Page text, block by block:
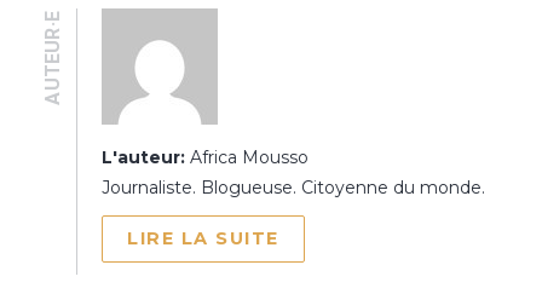
AUTEUR·E
L'auteur: Africa Mousso
Journaliste. Blogueuse. Citoyenne du monde.
LIRE LA SUITE